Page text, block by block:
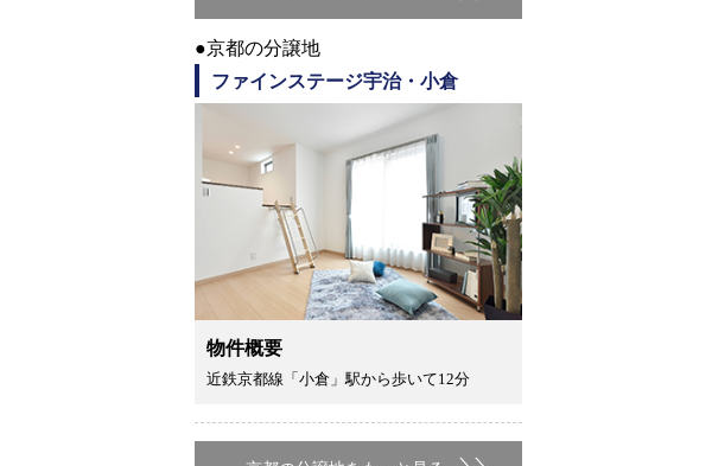
●京都の分譲地
ファインステージ宇治・小倉
物件概要
近鉄京都線「小倉」駅から歩いて12分